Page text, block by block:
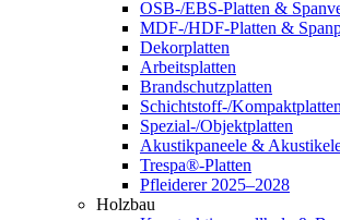
OSB-/EBS-Platten &
MDF-/HDF-Platten &
Dekorplatten
Arbeitsplatten
Brandschutzplatten
Schichtstoff-/Kompaktplatten
Spezial-/Objektplatten
Akustikpaneele &
Trespa®-Platten
Pfleiderer 2025–2028
Holzbau